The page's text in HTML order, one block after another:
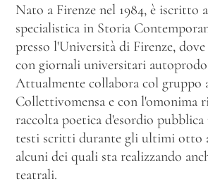
Nato a Firenze nel 1984, è iscritto
specialistica in Storia
presso l'Università di Firenze,
con giornali universitari
Attualmente collabora col gruppo
Collettivomensa e con l'omonima
raccolta poetica d'esordio pubblica
testi scritti durante gli ultimi otto
alcuni dei quali sta realizzando
teatrali.